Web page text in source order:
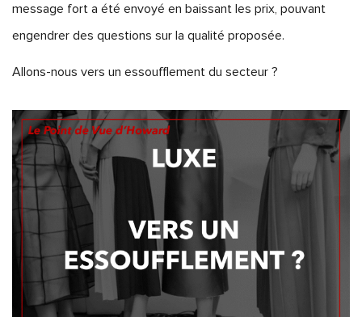
message fort a été envoyé en baissant les prix, pouvant
engendrer des questions sur la qualité proposée.
Allons-nous vers un essoufflement du secteur ?